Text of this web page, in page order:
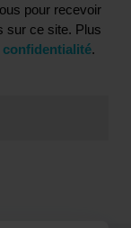
pour recevoir
sur ce site. Plus
.